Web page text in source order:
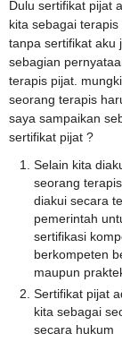
Dulu sertifikat pijat
kita sebagai
tanpa sertifikat aku
sebagian
terapis pijat.
seorang terapis
saya sampaikan
sertifikat pijat ?
Selain kita
seorang
diakui secara
pemerintah
sertifikasi
berkompeten
maupun
Sertifikat pijat
kita sebagai
secara hukum